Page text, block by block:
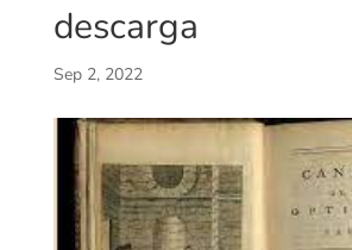
descarga
Sep 2, 2022